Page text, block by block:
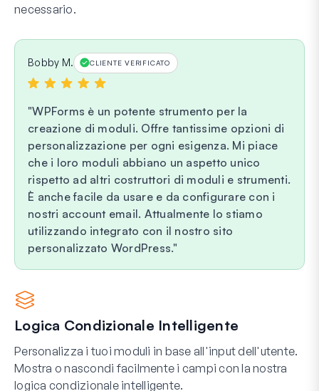
necessario.
Bobby M. CLIENTE VERIFICATO
WPForms è un potente strumento per la
creazione di moduli. Offre tantissime opzioni di
personalizzazione per ogni esigenza. Mi piace
che i loro moduli abbiano un aspetto unico
rispetto ad altri costruttori di moduli e strumenti.
È anche facile da usare e da configurare con i
nostri account email. Attualmente lo stiamo
utilizzando integrato con il nostro sito
personalizzato WordPress.
Logica Condizionale Intelligente
Personalizza i tuoi moduli in base all'input dell'utente.
Mostra o nascondi facilmente i campi con la nostra
logica condizionale intelligente.